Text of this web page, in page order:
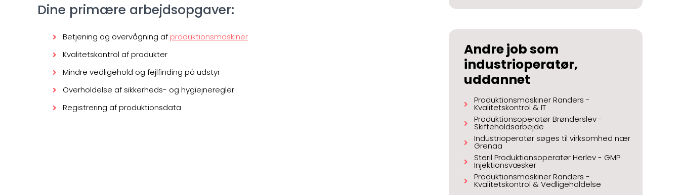
Dine primære arbejdsopgaver:
Betjening og overvågning af produktionsmaskiner
Kvalitetskontrol af produkter
Mindre vedligehold og fejlfinding på udstyr
Overholdelse af sikkerheds- og hygiejneregler
Registrering af produktionsdata
Andre job som
industrioperatør,
uddannet
Produktionsmaskiner Randers -
Kvalitetskontrol & IT
Produktionsoperatør Brønderslev -
Skifteholdsarbejde
Industrioperatør søges til virksomhed nær
Grenaa
Steril Produktionsoperatør Herlev - GMP
Injektionsvæsker
Produktionsmaskiner Randers -
Kvalitetskontrol & Vedligeholdelse